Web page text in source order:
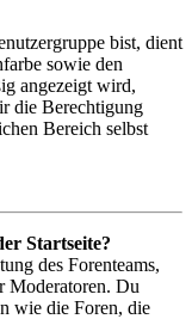
bist, dient
sowie den
angezeigt wird,
die Berechtigung
Bereich selbst
Startseite?
des Forenteams,
Moderatoren. Du
wie die Foren, die